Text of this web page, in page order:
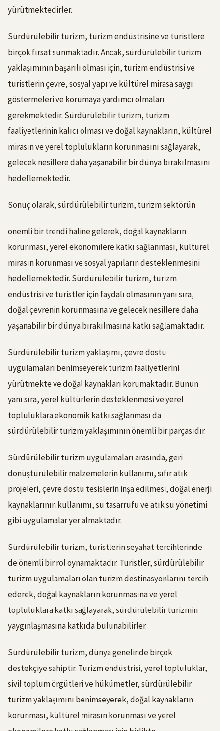
yürütmektedirler.
Sürdürülebilir turizm, turizm endüstrisine ve turistlere
birçok fırsat sunmaktadır. Ancak, sürdürülebilir turizm
yaklaşımının başarılı olması için, turizm endüstrisi ve
turistlerin çevre, sosyal yapı ve kültürel mirasa saygı
göstermeleri ve korumaya yardımcı olmaları
gerekmektedir. Sürdürülebilir turizm, turizm
faaliyetlerinin kalıcı olması ve doğal kaynakların, kültürel
mirasın ve yerel toplulukların korunmasını sağlayarak,
gelecek nesillere daha yaşanabilir bir dünya bırakılmasını
hedeflemektedir.
Sonuç olarak, sürdürülebilir turizm, turizm sektörün
önemli bir trendi haline gelerek, doğal kaynakların
korunması, yerel ekonomilere katkı sağlanması, kültürel
mirasın korunması ve sosyal yapıların desteklenmesini
hedeflemektedir. Sürdürülebilir turizm, turizm
endüstrisi ve turistler için faydalı olmasının yanı sıra,
doğal çevrenin korunmasına ve gelecek nesillere daha
yaşanabilir bir dünya bırakılmasına katkı sağlamaktadır.
Sürdürülebilir turizm yaklaşımı, çevre dostu
uygulamaları benimseyerek turizm faaliyetlerini
yürütmekte ve doğal kaynakları korumaktadır. Bunun
yanı sıra, yerel kültürlerin desteklenmesi ve yerel
topluluklara ekonomik katkı sağlanması da
sürdürülebilir turizm yaklaşımının önemli bir parçasıdır.
Sürdürülebilir turizm uygulamaları arasında, geri
dönüştürülebilir malzemelerin kullanımı, sıfır atık
projeleri, çevre dostu tesislerin inşa edilmesi, doğal enerji
kaynaklarının kullanımı, su tasarrufu ve atık su yönetimi
gibi uygulamalar yer almaktadır.
Sürdürülebilir turizm, turistlerin seyahat tercihlerinde
de önemli bir rol oynamaktadır. Turistler, sürdürülebilir
turizm uygulamaları olan turizm destinasyonlarını tercih
ederek, doğal kaynakların korunmasına ve yerel
topluluklara katkı sağlayarak, sürdürülebilir turizmin
yaygınlaşmasına katkıda bulunabilirler.
Sürdürülebilir turizm, dünya genelinde birçok
destekçiye sahiptir. Turizm endüstrisi, yerel topluluklar,
sivil toplum örgütleri ve hükümetler, sürdürülebilir
turizm yaklaşımını benimseyerek, doğal kaynakların
korunması, kültürel mirasın korunması ve yerel